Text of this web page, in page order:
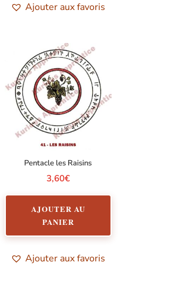
Ajouter aux favoris
Pentacle les Raisins
3,60€
AJOUTER AU
PANIER
Ajouter aux favoris